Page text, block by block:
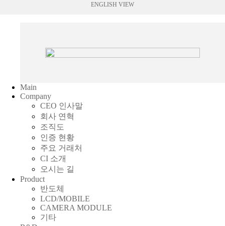
ENGLISH VIEW
Main
Company
CEO 인사말
회사 연혁
조직도
인증 현황
주요 거래처
CI 소개
오시는 길
Product
반도체
LCD/MOBILE
CAMERA MODULE
기타